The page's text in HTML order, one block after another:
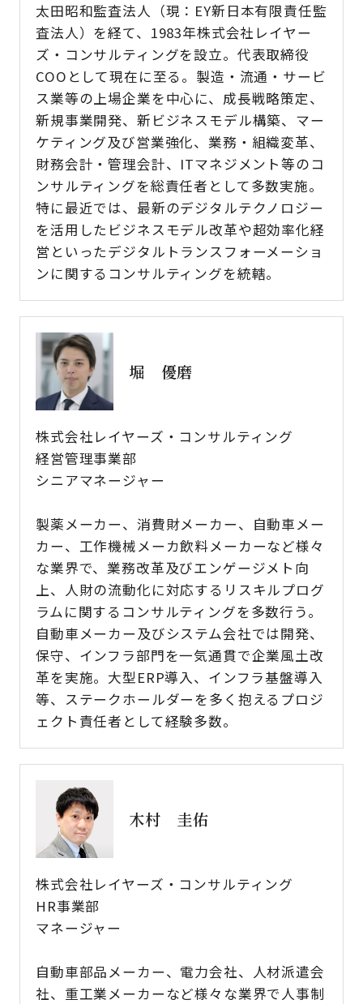
太田昭和監査法人（現：EY新日本有限責任監
査法人）を経て、1983年株式会社レイヤー
ズ・コンサルティングを設立。代表取締役
COOとして現在に至る。製造・流通・サービ
ス業等の上場企業を中心に、成長戦略策定、
新規事業開発、新ビジネスモデル構築、マー
ケティング及び営業強化、業務・組織変革、
財務会計・管理会計、ITマネジメント等のコ
ンサルティングを総責任者として多数実施。
特に最近では、最新のデジタルテクノロジー
を活用したビジネスモデル改革や超効率化経
営といったデジタルトランスフォーメーショ
ンに関するコンサルティングを統轄。
堀 優磨
株式会社レイヤーズ・コンサルティング
経営管理事業部
シニアマネージャー
製薬メーカー、消費財メーカー、自動車メー
カー、工作機械メーカ飲料メーカーなど様々
な業界で、業務改革及びエンゲージメト向
上、人財の流動化に対応するリスキルプログ
ラムに関するコンサルティングを多数行う。
自動車メーカー及びシステム会社では開発、
保守、インフラ部門を一気通貫で企業風土改
革を実施。大型ERP導入、インフラ基盤導入
等、ステークホールダーを多く抱えるプロジ
ェクト責任者として経験多数。
木村 圭佑
株式会社レイヤーズ・コンサルティング
HR事業部
マネージャー
自動車部品メーカー、電力会社、人材派遣会
社、重工業メーカーなど様々な業界で人事制